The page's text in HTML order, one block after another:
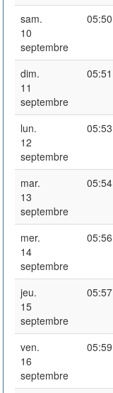
sam.
10
septembre
05:50
dim.
11
septembre
05:51
lun.
12
septembre
05:53
mar.
13
septembre
05:54
mer.
14
septembre
05:56
jeu.
15
septembre
05:57
ven.
16
septembre
05:59